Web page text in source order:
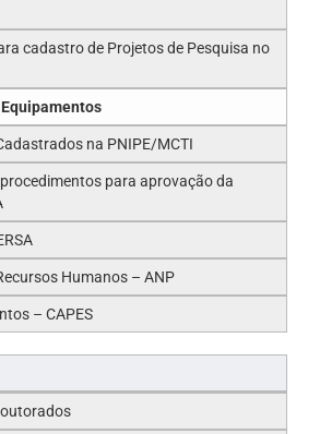
cadastro de Projetos de Pesquisa no
na PNIPE/MCTI
para aprovação da
Humanos – ANP
– CAPES